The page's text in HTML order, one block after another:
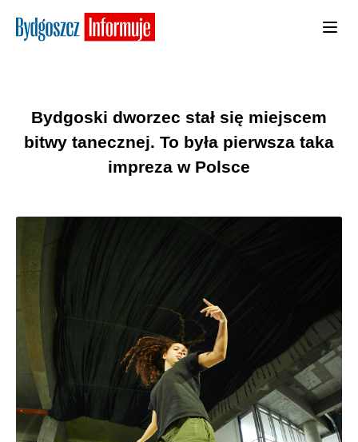
Bydgoski dworzec stał się miejscem
bitwy tanecznej. To była pierwsza taka
impreza w Polsce